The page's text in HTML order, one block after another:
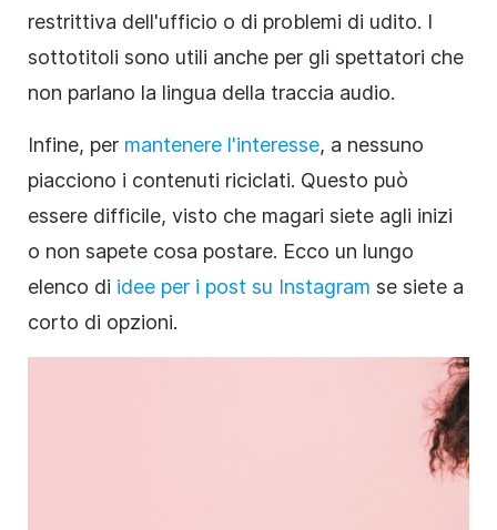
restrittiva dell'ufficio o di problemi di udito. I
sottotitoli sono utili anche per gli spettatori che
non parlano la lingua della traccia audio.
Infine, per mantenere l'interesse, a nessuno
piacciono i contenuti riciclati. Questo può
essere difficile, visto che magari siete agli inizi
o non sapete cosa postare. Ecco un lungo
elenco di idee per i post su Instagram se siete a
corto di opzioni.